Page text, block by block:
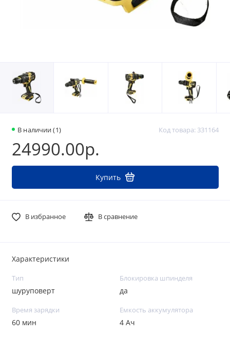
В наличии (1) Код товара: 331164
24990.00р.
Купить
В избранное В сравнение
Характеристики
Тип
шуруповерт
Блокировка шпинделя
да
Время зарядки
60 мин
Емкость аккумулятора
4 Ач